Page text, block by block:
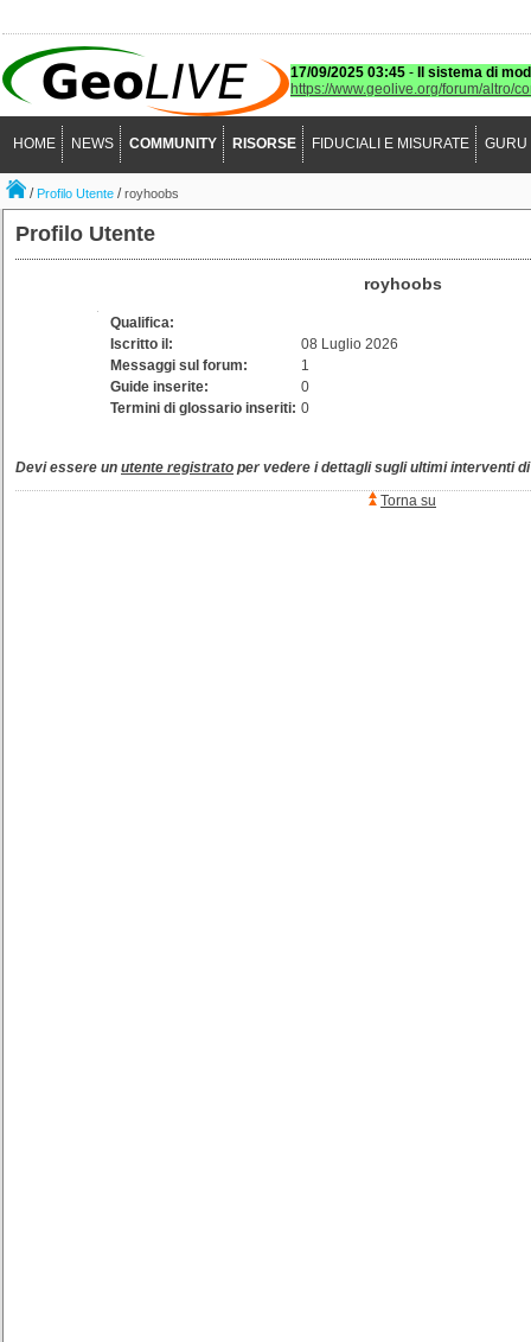
17/09/2025 03:45 -
Il sistema di
https://www.geolive.org/forum/altro/
HOME NEWS COMMUNITY RISORSE FIDUCIALI E MISURATE GURU
/Profilo Utente /royhoobs
Profilo Utente
royhoobs
Qualifica:
Iscritto il:
08 Luglio 2026
Messaggi sul forum:
1
Guide inserite:
0
Termini di glossario inseriti: 0
Devi essere un utente registrato per vedere i dettagli sugli ultimi interventi
Torna su